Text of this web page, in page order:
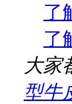
了
了
大家
型牛